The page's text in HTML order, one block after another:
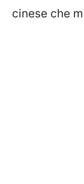
cinese che